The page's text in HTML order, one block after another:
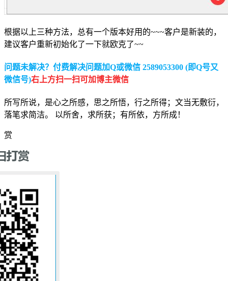
根据以上三种方法，总有一个版本好用的~~~客户是新装的，
建议客户重新初始化了一下就欧克了~~
问题未解决？付费解决问题加Q或微信 2589053300 (即Q号又
微信号)右上方扫一扫可加博主微信
所写所说，是心之所感，思之所悟，行之所得；文当无敷衍，
落笔求简洁。 以所舍，求所获；有所依，方所成！
赏